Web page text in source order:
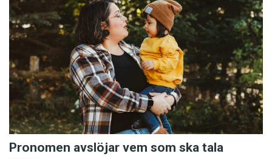
Pronomen avslöjar vem som ska tala